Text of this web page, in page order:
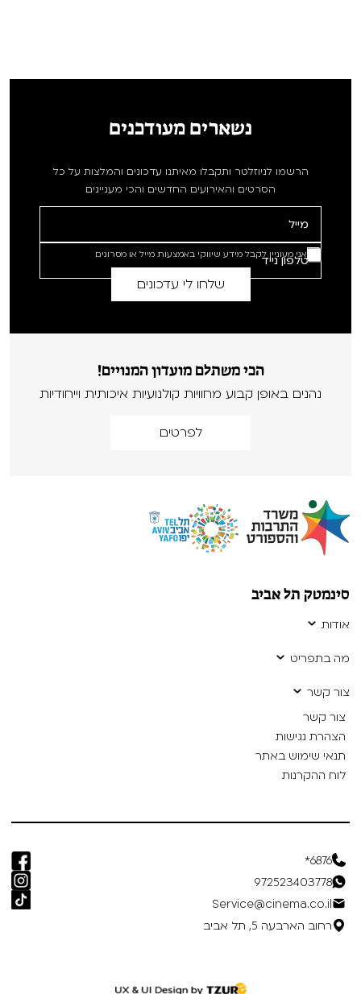
נשארים מעודכנים
הרשמו לניוזלטר ותקבלו מאיתנו עדכונים והמלצות על כל
הסרטים והאירועים החדשים והכי מעניינים
אני מעוניין לקבל מידע שיווקי באמצעות מייל או מסרונים
הכי משתלם מועדון המנויים!
נהנים באופן קבוע מחוויות קולנועיות איכותית וייחודיות
לפרטים
סינמטק תל אביב
אודות
מה בתפריט
צור קשר
צור קשר
הצהרת נגישות
תנאי שימוש באתר
לוח ההקרנות
6876*
972523403778
Service@cinema.co.il
רחוב הארבעה 5, תל אביב